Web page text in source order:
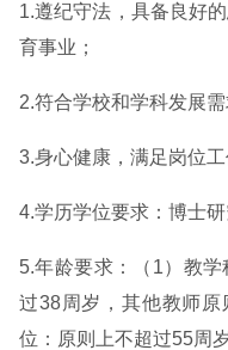
1.遵纪守法，具备良好
育事业；
2.符合学校和学科发展
3.身心健康，满足岗位工
4.学历学位要求：博士
5.年龄要求：（1）教
过38周岁，其他教师
位：原则上不超过55周岁